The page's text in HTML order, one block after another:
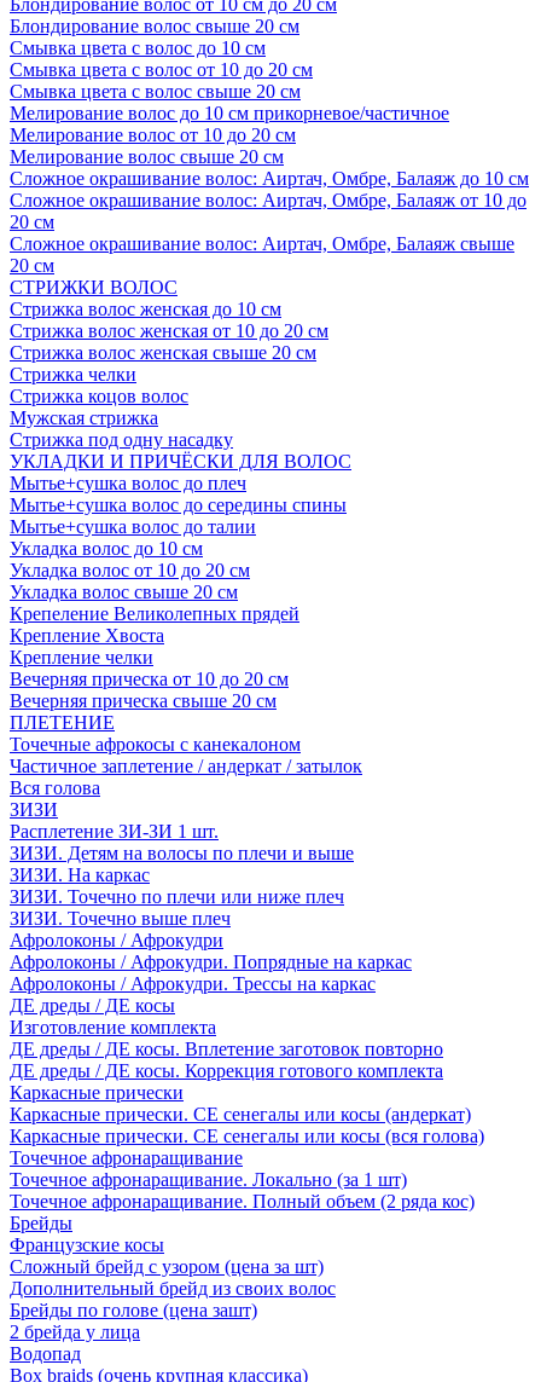
Блондирование волос от 10 см до 20 см
Блондирование волос свыше 20 см
Смывка цвета с волос до 10 см
Смывка цвета с волос от 10 до 20 см
Смывка цвета с волос свыше 20 см
Мелирование волос до 10 см прикорневое/частичное
Мелирование волос от 10 до 20 см
Мелирование волос свыше 20 см
Сложное окрашивание волос: Аиртач, Омбре, Балаяж до 10 см
Сложное окрашивание волос: Аиртач, Омбре, Балаяж от 10 до
20 см
Сложное окрашивание волос: Аиртач, Омбре, Балаяж свыше
20 см
СТРИЖКИ ВОЛОС
Стрижка волос женская до 10 см
Стрижка волос женская от 10 до 20 см
Стрижка волос женская свыше 20 см
Стрижка челки
Стрижка коцов волос
Мужская стрижка
Стрижка под одну насадку
УКЛАДКИ И ПРИЧЁСКИ ДЛЯ ВОЛОС
Мытье+сушка волос до плеч
Мытье+сушка волос до середины спины
Мытье+сушка волос до талии
Укладка волос до 10 см
Укладка волос от 10 до 20 см
Укладка волос свыше 20 см
Крепеление Великолепных прядей
Крепление Хвоста
Крепление челки
Вечерняя прическа от 10 до 20 см
Вечерняя прическа свыше 20 см
ПЛЕТЕНИЕ
Точечные афрокосы с канекалоном
Частичное заплетение / андеркат / затылок
Вся голова
ЗИЗИ
Расплетение ЗИ-ЗИ 1 шт.
ЗИЗИ. Детям на волосы по плечи и выше
ЗИЗИ. На каркас
ЗИЗИ. Точечно по плечи или ниже плеч
ЗИЗИ. Точечно выше плеч
Афролоконы / Афрокудри
Афролоконы / Афрокудри. Попрядные на каркас
Афролоконы / Афрокудри. Трессы на каркас
ДЕ дреды / ДЕ косы
Изготовление комплекта
ДЕ дреды / ДЕ косы. Вплетение заготовок повторно
ДЕ дреды / ДЕ косы. Коррекция готового комплекта
Каркасные прически
Каркасные прически. СЕ сенегалы или косы (андеркат)
Каркасные прически. СЕ сенегалы или косы (вся голова)
Точечное афронаращивание
Точечное афронаращивание. Локально (за 1 шт)
Точечное афронаращивание. Полный объем (2 ряда кос)
Брейды
Французские косы
Сложный брейд с узором (цена за шт)
Дополнительный брейд из своих волос
Брейды по голове (цена зашт)
2 брейда у лица
Водопад
Box braids (очень крупная классика)